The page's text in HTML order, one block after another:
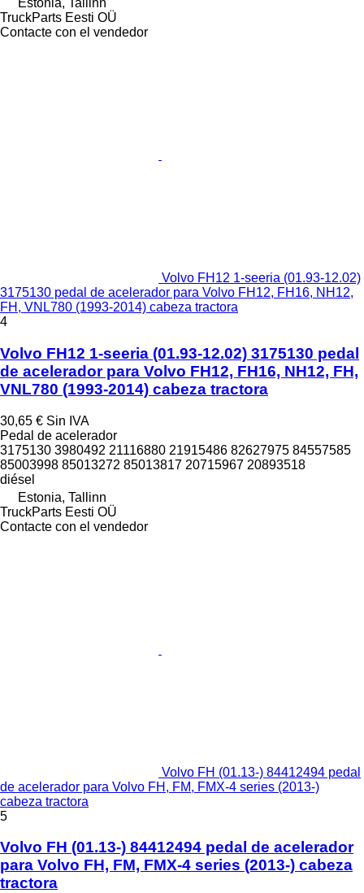
Estonia, Tallinn
TruckParts Eesti OÜ
Contacte con el vendedor
Volvo FH12 1-seeria (01.93-12.02)
3175130 pedal de acelerador para Volvo FH12, FH16, NH12,
FH, VNL780 (1993-2014) cabeza tractora
4
Volvo FH12 1-seeria (01.93-12.02) 3175130 pedal
de acelerador para Volvo FH12, FH16, NH12, FH,
VNL780 (1993-2014) cabeza tractora
30,65 € Sin IVA
Pedal de acelerador
3175130 3980492 21116880 21915486 82627975 84557585
85003998 85013272 85013817 20715967 20893518
diésel
Estonia, Tallinn
TruckParts Eesti OÜ
Contacte con el vendedor
Volvo FH (01.13-) 84412494 pedal
de acelerador para Volvo FH, FM, FMX-4 series (2013-)
cabeza tractora
5
Volvo FH (01.13-) 84412494 pedal de acelerador
para Volvo FH, FM, FMX-4 series (2013-) cabeza
tractora